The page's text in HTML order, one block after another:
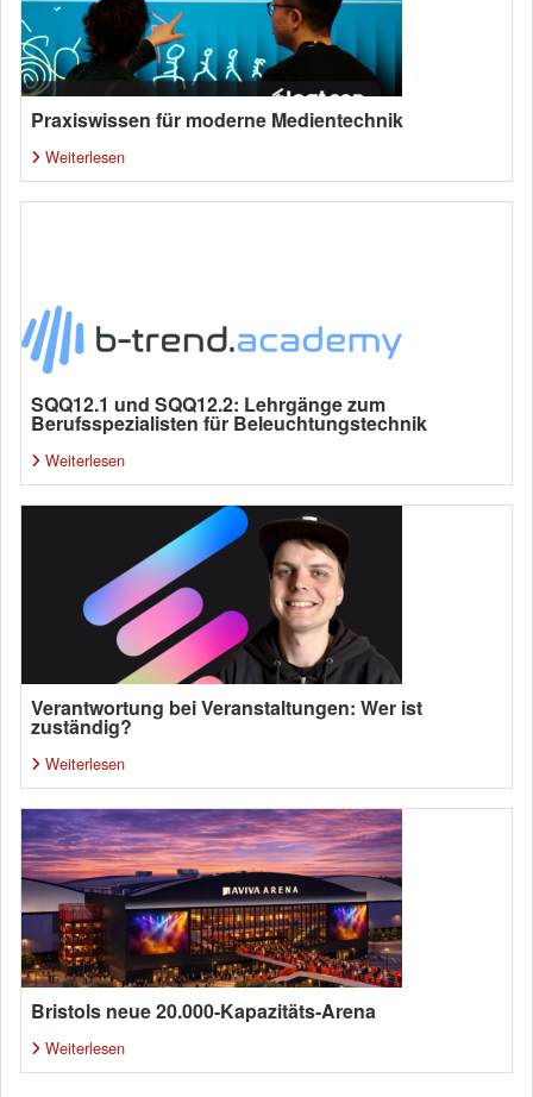
Praxiswissen für moderne Medientechnik
Weiterlesen
SQQ12.1 und SQQ12.2: Lehrgänge zum
Berufsspezialisten für Beleuchtungstechnik
Weiterlesen
Verantwortung bei Veranstaltungen: Wer ist
zuständig?
Weiterlesen
Bristols neue 20.000-Kapazitäts-Arena
Weiterlesen